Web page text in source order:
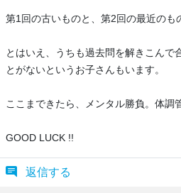
第1回の古いものと、第2回の最近のも
とはいえ、うちも過去問を解きこんで
とがないというお子さんもいます。
ここまできたら、メンタル勝負。体調
GOOD LUCK !!
返信する